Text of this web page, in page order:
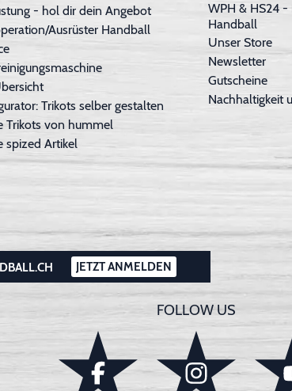
- hol dir dein Angebot
Ausrüster Handball
Trikots selber gestalten
Trikots von hummel
spized Artikel
WPH & HS24 -
Handball
Unser Store
Newsletter
Gutscheine
Nachhaltigkeit
JETZT ANMELDEN
FOLLOW US